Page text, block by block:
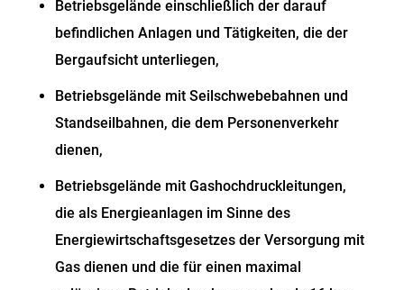
Betriebsgelände einschließlich der darauf
befindlichen Anlagen und Tätigkeiten, die der
Bergaufsicht unterliegen,
Betriebsgelände mit Seilschwebebahnen und
Standseilbahnen, die dem Personenverkehr
dienen,
Betriebsgelände mit Gashochdruckleitungen,
die als Energieanlagen im Sinne des
Energiewirtschaftsgesetzes der Versorgung mit
Gas dienen und die für einen maximal